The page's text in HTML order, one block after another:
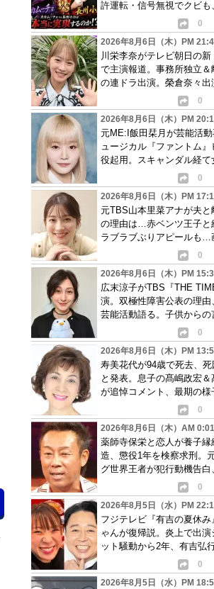
許運転・信号無視でクビも
0
2026年8月6日（木）PM
川栄李奈がテレビ朝日の新
で主演報道。事務所独立＆
の連ドラ出演。榮倉奈々出
0
2026年8月6日（木）PM
元ME:I飯田栞月が芸能活動
ュージカル『ファントム』
役起用。スキャンダル経て
0
2026年8月6日（木）PM
元TBS山本里菜アナが夫と
の理由は…赤ベンツ王子と
ラブラブぶりアピールも…
0
2026年8月6日（木）PM
広末涼子がTBS『THE
演。双極性障害公表の理由
芸能活動語る。子供からの
0
2026年8月6日（木）PM
寿美花代が94歳で死去、
と発表。息子の髙嶋政宏＆
が追悼コメント、最期の様
0
2026年8月6日（木）AM 0:01
薬師寺保栄と恋人が養子縁
造、懲役1年を検察求刑。
グ世界王者が犯行動機告白
0
2026年8月5日（水）PM
フジテレビ『有吉の夏休み
ゃんが復帰説。炎上で出演
ット騒動から2年、有吉弘
0
2026年8月5日（水）PM